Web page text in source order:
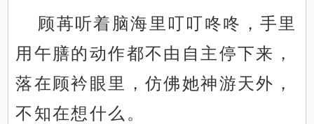
顾苒听着脑海里叮叮咚咚，手里
用午膳的动作都不由自主停下来，
落在顾衿眼里，仿佛她神游天外，
不知在想什么。